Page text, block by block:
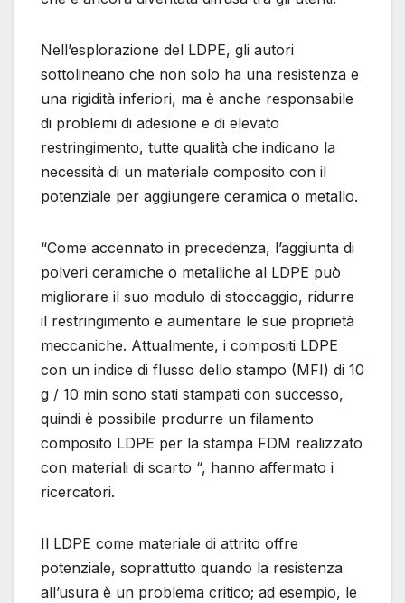
Nell’esplorazione del LDPE, gli autori
sottolineano che non solo ha una resistenza e
una rigidità inferiori, ma è anche responsabile
di problemi di adesione e di elevato
restringimento, tutte qualità che indicano la
necessità di un materiale composito con il
potenziale per aggiungere ceramica o metallo.
“Come accennato in precedenza, l’aggiunta di
polveri ceramiche o metalliche al LDPE può
migliorare il suo modulo di stoccaggio, ridurre
il restringimento e aumentare le sue proprietà
meccaniche. Attualmente, i compositi LDPE
con un indice di flusso dello stampo (MFI) di 10
g / 10 min sono stati stampati con successo,
quindi è possibile produrre un filamento
composito LDPE per la stampa FDM realizzato
con materiali di scarto “, hanno affermato i
ricercatori.
Il LDPE come materiale di attrito offre
potenziale, soprattutto quando la resistenza
all’usura è un problema critico; ad esempio, le